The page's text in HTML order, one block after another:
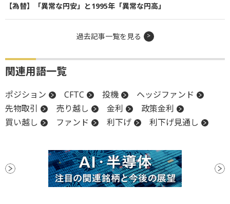
【為替】「異常な円安」と1995年「異常な円高」
過去記事一覧を見る
関連用語一覧
ポジション CFTC 投機
ヘッジファンド
先物取引
売り越し 金利
政策金利
買い越し
ファンド 利下げ 利下げ見通し